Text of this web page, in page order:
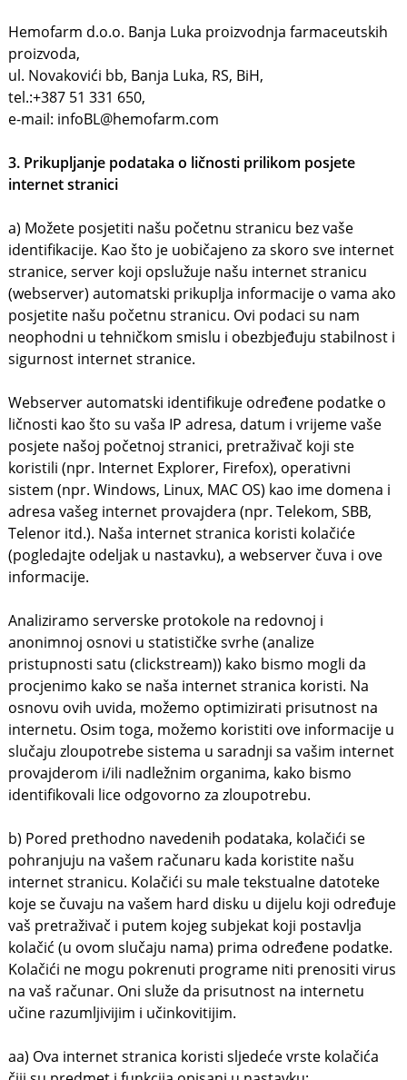
Hemofarm d.o.o. Banja Luka proizvodnja farmaceutskih
proizvoda,
ul. Novakovići bb, Banja Luka, RS, BiH,
tel.:+387 51 331 650,
e-mail: infoBL@hemofarm.com
3. Prikupljanje podataka o ličnosti prilikom posjete
internet stranici
a) Možete posjetiti našu početnu stranicu bez vaše
identifikacije. Kao što je uobičajeno za skoro sve internet
stranice, server koji opslužuje našu internet stranicu
(webserver) automatski prikuplja informacije o vama ako
posjetite našu početnu stranicu. Ovi podaci su nam
neophodni u tehničkom smislu i obezbjeđuju stabilnost i
sigurnost internet stranice.
Webserver automatski identifikuje određene podatke o
ličnosti kao što su vaša IP adresa, datum i vrijeme vaše
posjete našoj početnoj stranici, pretraživač koji ste
koristili (npr. Internet Explorer, Firefox), operativni
sistem (npr. Windows, Linux, MAC OS) kao ime domena i
adresa vašeg internet provajdera (npr. Telekom, SBB,
Telenor itd.). Naša internet stranica koristi kolačiće
(pogledajte odeljak u nastavku), a webserver čuva i ove
informacije.
Analiziramo serverske protokole na redovnoj i
anonimnoj osnovi u statističke svrhe (analize
pristupnosti satu (clickstream)) kako bismo mogli da
procjenimo kako se naša internet stranica koristi. Na
osnovu ovih uvida, možemo optimizirati prisutnost na
internetu. Osim toga, možemo koristiti ove informacije u
slučaju zloupotrebe sistema u saradnji sa vašim internet
provajderom i/ili nadležnim organima, kako bismo
identifikovali lice odgovorno za zloupotrebu.
b) Pored prethodno navedenih podataka, kolačići se
pohranjuju na vašem računaru kada koristite našu
internet stranicu. Kolačići su male tekstualne datoteke
koje se čuvaju na vašem hard disku u dijelu koji određuje
vaš pretraživač i putem kojeg subjekat koji postavlja
kolačić (u ovom slučaju nama) prima određene podatke.
Kolačići ne mogu pokrenuti programe niti prenositi virus
na vaš računar. Oni služe da prisutnost na internetu
učine razumljivijim i učinkovitijim.
aa) Ova internet stranica koristi sljedeće vrste kolačića